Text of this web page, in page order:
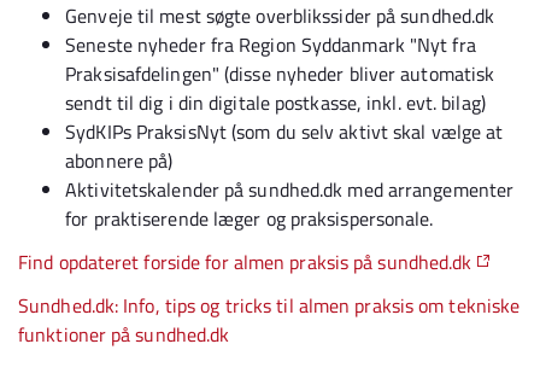
Genveje til mest søgte overblikssider på sundhed.dk
Seneste nyheder fra Region Syddanmark "Nyt fra
Praksisafdelingen" (disse nyheder bliver automatisk
sendt til dig i din digitale postkasse, inkl. evt. bilag)
SydKIPs PraksisNyt (som du selv aktivt skal vælge at
abonnere på)
Aktivitetskalender på sundhed.dk med arrangementer
for praktiserende læger og praksispersonale.
Find opdateret forside for almen praksis på sundhed.dk
Sundhed.dk: Info, tips og tricks til almen praksis om tekniske
funktioner på sundhed.dk